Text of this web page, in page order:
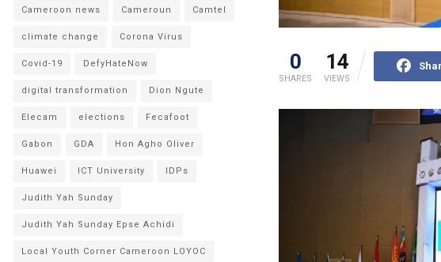
0
SHARES
14
VIEWS
Cameroon news Cameroun Camtel
climate change Corona Virus
Covid-19 DefyHateNow
digital transformation Dion Ngute
Elecam elections Fecafoot
Gabon GDA Hon Agho Oliver
Huawei ICT University IDPs
Judith Yah Sunday
Judith Yah Sunday Epse Achidi
Local Youth Corner Cameroon LOYOC